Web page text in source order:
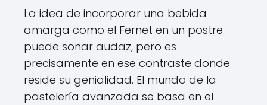
La idea de incorporar una bebida
amarga como el Fernet en un postre
puede sonar audaz, pero es
precisamente en ese contraste donde
reside su genialidad. El mundo de la
pastelería avanzada se basa en el